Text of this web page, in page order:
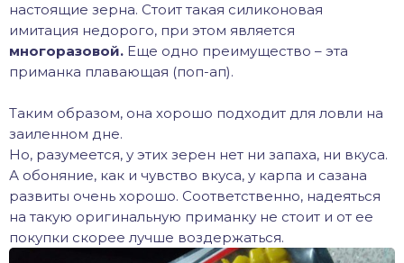
настоящие зерна. Стоит такая силиконовая
имитация недорого, при этом является
многоразовой. Еще одно преимущество – эта
приманка плавающая (поп-ап).
Таким образом, она хорошо подходит для ловли на
заиленном дне.
Но, разумеется, у этих зерен нет ни запаха, ни вкуса.
А обоняние, как и чувство вкуса, у карпа и сазана
развиты очень хорошо. Соответственно, надеяться
на такую оригинальную приманку не стоит и от ее
покупки скорее лучше воздержаться.